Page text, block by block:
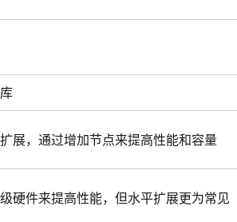
展，通过增加节点来提高性能和容量
硬件来提高性能，但水平扩展更为常见